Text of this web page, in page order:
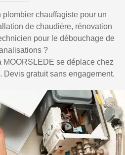
chauffagiste pour un
de chaudière, rénovation
pour le débouchage de
?
MOORSLEDE se déplace chez
Devis gratuit sans engagement.